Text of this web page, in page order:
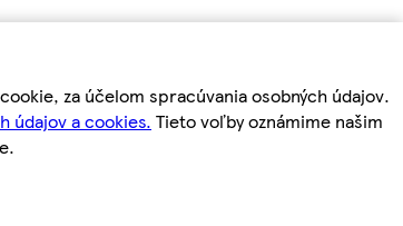
za účelom spracúvania osobných údajov.
údajov a cookies. Tieto voľby oznámime našim